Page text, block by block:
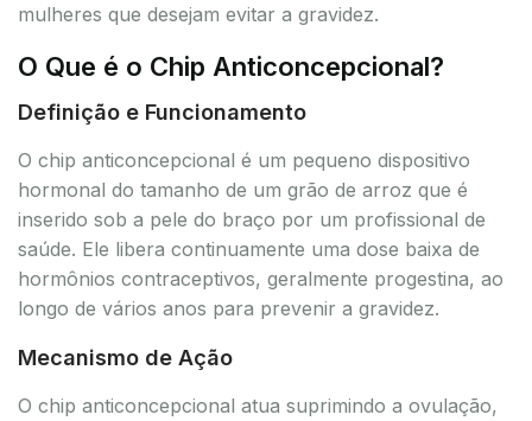
mulheres que desejam evitar a gravidez.
O Que é o Chip Anticoncepcional?
Definição e Funcionamento
O chip anticoncepcional é um pequeno dispositivo
hormonal do tamanho de um grão de arroz que é
inserido sob a pele do braço por um profissional de
saúde. Ele libera continuamente uma dose baixa de
hormônios contraceptivos, geralmente progestina, ao
longo de vários anos para prevenir a gravidez.
Mecanismo de Ação
O chip anticoncepcional atua suprimindo a ovulação,